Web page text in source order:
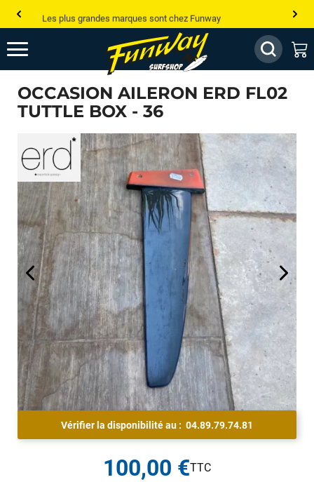
Les plus grandes marques sont chez Funway
Jusqu’à -75% de remise sur le windsurf, wingfoil, etc...
💰 Meilleur prix garanti — Moins cher ailleurs ? On s’aligne !
Besoin de conseils de pro ? Appelle nous !
OCCASION AILERON ERD FL02
TUTTLE BOX - 36
Vérifier la disponibilité au : 04.89.79.74.81
100,00 €